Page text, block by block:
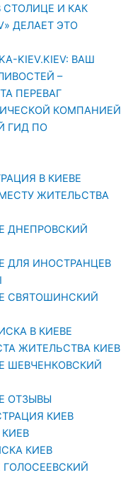
СТОЛИЦЕ И КАК
ДЕЛАЕТ ЭТО
KIEV.KIEV: ВАШ
–
ПЕРЕВАГ
КОМПАНИЕЙ
ГИД ПО
В КИЕВЕ
ЖИТЕЛЬСТВА
ДНЕПРОВСКИЙ
ДЛЯ ИНОСТРАНЦЕВ
СВЯТОШИНСКИЙ
В КИЕВЕ
ЖИТЕЛЬСТВА КИЕВ
ШЕВЧЕНКОВСКИЙ
ОТЗЫВЫ
КИЕВ
КИЕВ